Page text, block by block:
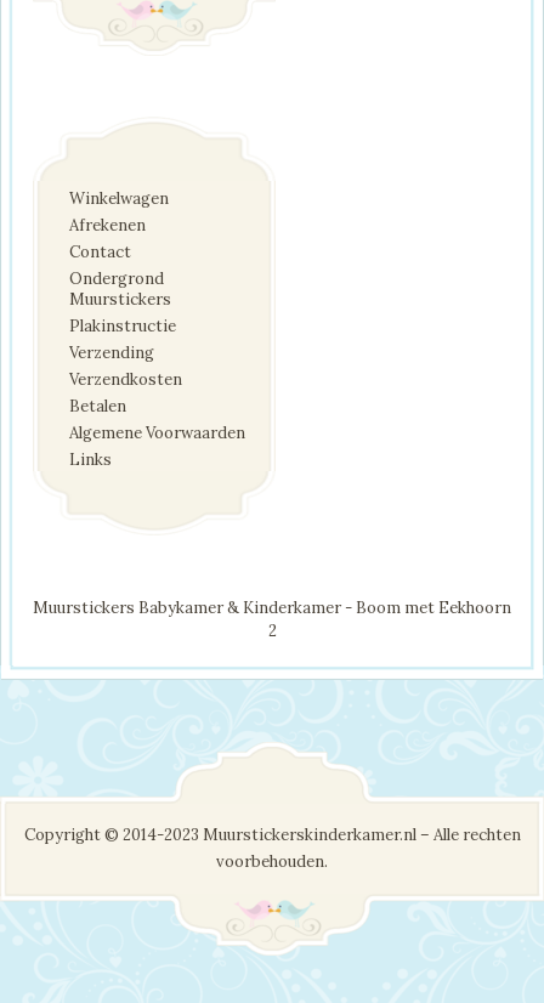
Winkelwagen
Afrekenen
Contact
Ondergrond
Muurstickers
Plakinstructie
Verzending
Verzendkosten
Betalen
Algemene Voorwaarden
Links
Muurstickers Babykamer & Kinderkamer - Boom met Eekhoorn
2
Copyright © 2014-2023 Muurstickerskinderkamer.nl – Alle rechten
voorbehouden.